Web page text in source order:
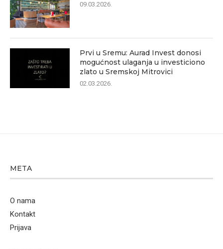
09.03.2026.
Prvi u Sremu: Aurad Invest donosi
mogućnost ulaganja u investiciono
zlato u Sremskoj Mitrovici
02.03.2026.
META
O nama
Kontakt
Prijava